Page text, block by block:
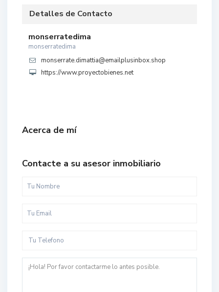
Detalles de Contacto
monserratedima
monserratedima
monserrate.dimattia@emailplusinbox.shop
https://www.proyectobienes.net
Acerca de mí
Contacte a su asesor inmobiliario